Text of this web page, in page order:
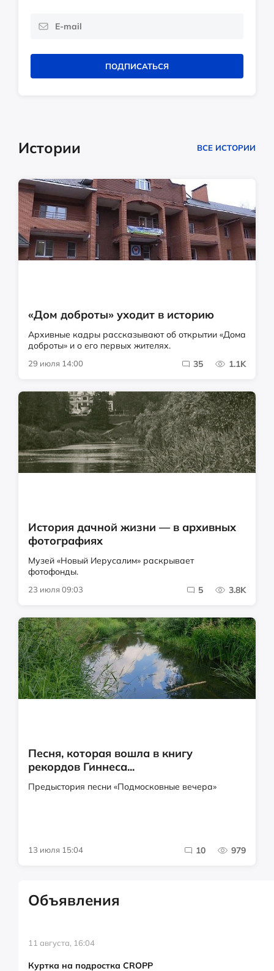
ПОДПИСАТЬСЯ
Истории ВСЕ ИСТОРИИ
«Дом доброты» уходит в историю
Архивные кадры рассказывают об открытии «Дома
доброты» и о его первых жителях.
29 июля 14:00 35 1.1K
История дачной жизни — в архивных
фотографиях
Музей «Новый Иерусалим» раскрывает
фотофонды.
23 июля 09:03 5 3.8K
Песня, которая вошла в книгу
рекордов Гиннеса...
Предыстория песни «Подмосковные вечера»
13 июля 15:04 10 979
Объявления
11 августа, 16:04
Куртка на подростка CROPP